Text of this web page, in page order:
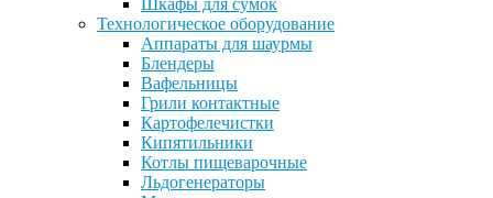
Шкафы для сумок
Технологическое оборудование
Аппараты для шаурмы
Блендеры
Вафельницы
Грили контактные
Картофелечистки
Кипятильники
Котлы пищеварочные
Льдогенераторы